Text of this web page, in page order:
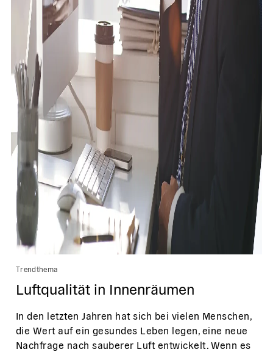
Trendthema
Luftqualität in Innenräumen
In den letzten Jahren hat sich bei vielen Menschen,
die Wert auf ein gesundes Leben legen, eine neue
Nachfrage nach sauberer Luft entwickelt. Wenn es